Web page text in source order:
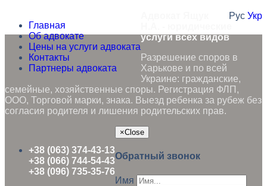
Главная
Об адвокате
Цены на услуги адвоката
Контакты
Партнеры адвоката
Рус Укр
услуги всех видов
Разрешение споров в
Харькове и по всей
Украине: гражданские,
семейные, хозяйственные споры. Регистрация ФЛП,
ООО, Торговой марки, знака. Выезд ребенка за рубеж без
согласия родителя и лишения родительских прав.
+38 (063) 374-43-13
+38 (066) 744-54-43
+38 (096) 735-35-76
×Close
Обратный звонок
Имя